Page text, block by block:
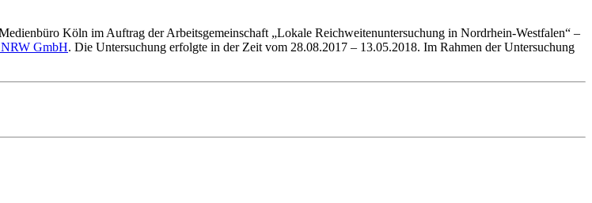
Köln im Auftrag der Arbeitsgemeinschaft „Lokale Reichweitenuntersuchung in Nordrhein-Westfalen“ –
GmbH. Die Untersuchung erfolgte in der Zeit vom 28.08.2017 – 13.05.2018. Im Rahmen der Untersuchung